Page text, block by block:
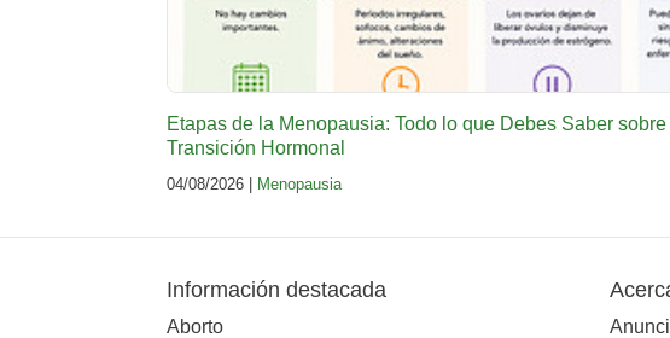
Etapas de la Menopausia: Todo lo que Debes Saber sobre
Transición Hormonal
04/08/2026 | Menopausia
Información destacada
Aborto